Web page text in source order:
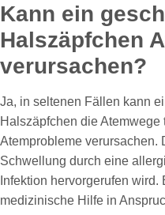
Kann ein
Halszäpfchen
verursachen?
Ja, in seltenen Fällen kann
Halszäpfchen die
Atemprobleme verursachen.
Schwellung durch eine
Infektion hervorgerufen
medizinische Hilfe in